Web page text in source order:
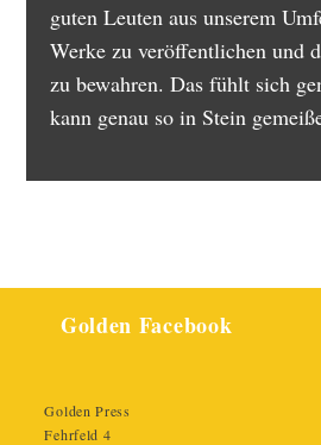
guten Leuten aus unserem
Werke zu veröffentlichen und
zu bewahren. Das fühlt sich
kann genau so in Stein
Golden Facebook
Golden Press
Fehrfeld 4